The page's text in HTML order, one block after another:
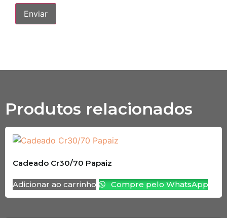
Produtos relacionados
Cadeado Cr30/70 Papaiz
Adicionar ao carrinho Compre pelo WhatsApp